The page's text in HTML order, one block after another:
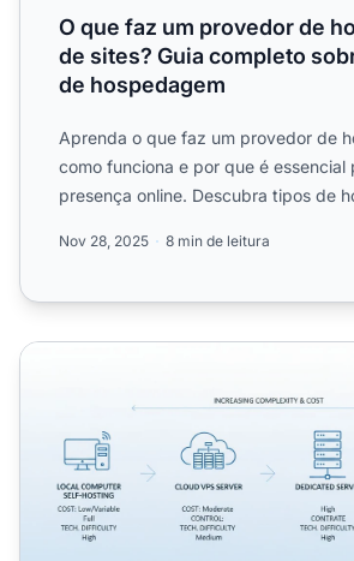
O que faz um provedor de
de sites? Guia completo
de hospedagem
Aprenda o que faz um provedor de
como funciona e por que é essencial
presença online. Descubra tipos de
Nov 28, 2025 8 min de leitura
Posso Hospedar Meu Próprio Site?